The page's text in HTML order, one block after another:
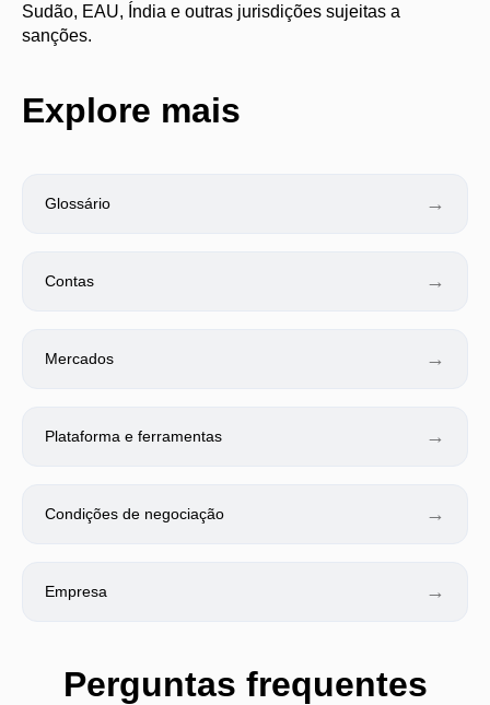
Sudão, EAU, Índia e outras jurisdições sujeitas a
sanções.
Explore mais
Glossário →
Contas →
Mercados →
Plataforma e ferramentas →
Condições de negociação →
Empresa →
Perguntas frequentes